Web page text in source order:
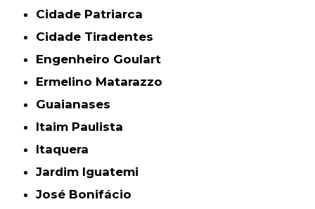
Cidade Patriarca
Cidade Tiradentes
Engenheiro Goulart
Ermelino Matarazzo
Guaianases
Itaim Paulista
Itaquera
Jardim Iguatemi
José Bonifácio